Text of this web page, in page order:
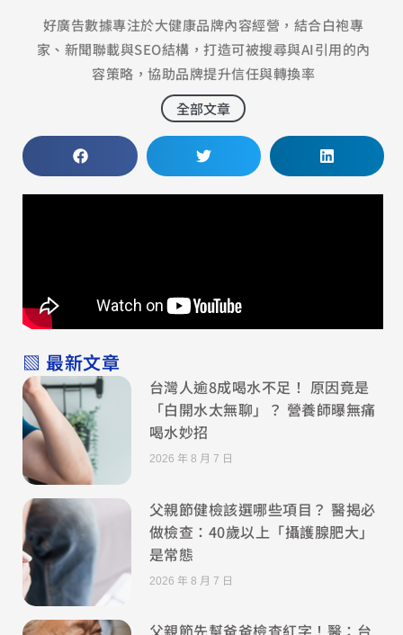
好廣告數據專注於大健康品牌內容經營，結合白袍專
家、新聞聯載與SEO結構，打造可被搜尋與AI引用的內
容策略，協助品牌提升信任與轉換率
全部文章
▧ 最新文章
台灣人逾8成喝水不足！ 原因竟是
「白開水太無聊」？ 營養師曝無痛
喝水妙招
2026 年 8 月 7 日
父親節健檢該選哪些項目？ 醫揭必
做檢查：40歲以上「攝護腺肥大」
是常態
2026 年 8 月 7 日
父親節先幫爸爸檢查紅字！醫：台